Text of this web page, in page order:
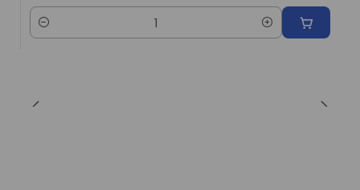
Cantidad